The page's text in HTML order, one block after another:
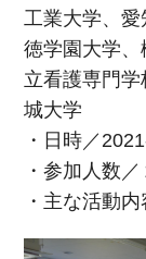
工業大学、
徳学園大学
立看護専門
城大学
・日時／
・参加人数
・主な活動